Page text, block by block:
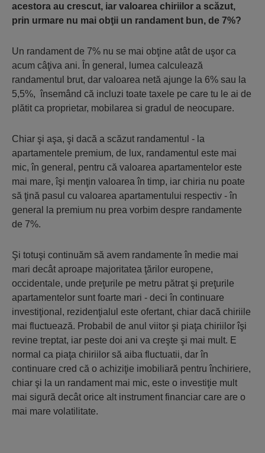
acestora au crescut, iar valoarea chiriilor a scăzut,
prin urmare nu mai obţii un randament bun, de 7%?
Un randament de 7% nu se mai obţine atât de uşor ca
acum câţiva ani. În general, lumea calculează
randamentul brut, dar valoarea netă ajunge la 6% sau la
5,5%, însemând că incluzi toate taxele pe care tu le ai de
plătit ca proprietar, mobilarea si gradul de neocupare.
Chiar şi aşa, şi dacă a scăzut randamentul - la
apartamentele premium, de lux, randamentul este mai
mic, în general, pentru că valoarea apartamentelor este
mai mare, îşi menţin valoarea în timp, iar chiria nu poate
să ţină pasul cu valoarea apartamentului respectiv - în
general la premium nu prea vorbim despre randamente
de 7%.
Şi totuşi continuăm să avem randamente în medie mai
mari decât aproape majoritatea ţărilor europene,
occidentale, unde preţurile pe metru pătrat şi preţurile
apartamentelor sunt foarte mari - deci în continuare
investiţional, rezidenţialul este ofertant, chiar dacă chiriile
mai fluctuează. Probabil de anul viitor şi piaţa chiriilor îşi
revine treptat, iar peste doi ani va creşte şi mai mult. E
normal ca piaţa chiriilor să aiba fluctuatii, dar în
continuare cred că o achiziţie imobiliară pentru închiriere,
chiar şi la un randament mai mic, este o investiţie mult
mai sigură decât orice alt instrument financiar care are o
mai mare volatilitate.